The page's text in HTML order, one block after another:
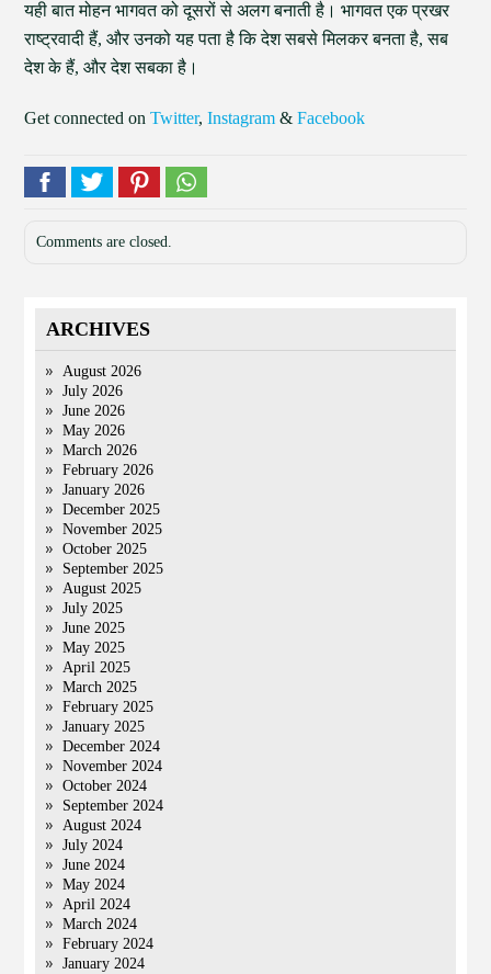
यही बात मोहन भागवत को दूसरों से अलग बनाती है। भागवत एक प्रखर
राष्ट्रवादी हैं, और उनको यह पता है कि देश सबसे मिलकर बनता है, सब
देश के हैं, और देश सबका है।
Get connected onTwitter,Instagram &Facebook
Comments are closed.
ARCHIVES
August 2026
July 2026
June 2026
May 2026
March 2026
February 2026
January 2026
December 2025
November 2025
October 2025
September 2025
August 2025
July 2025
June 2025
May 2025
April 2025
March 2025
February 2025
January 2025
December 2024
November 2024
October 2024
September 2024
August 2024
July 2024
June 2024
May 2024
April 2024
March 2024
February 2024
January 2024